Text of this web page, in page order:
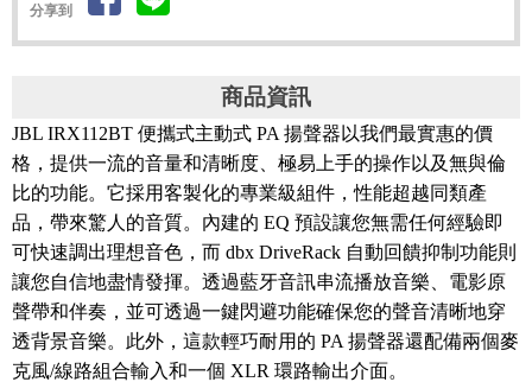
分享到
商品資訊
JBL IRX112BT 便攜式主動式 PA 揚聲器以我們最實惠的價
格，提供一流的音量和清晰度、極易上手的操作以及無與倫
比的功能。它採用客製化的專業級組件，性能超越同類產
品，帶來驚人的音質。內建的 EQ 預設讓您無需任何經驗即
可快速調出理想音色，而 dbx DriveRack 自動回饋抑制功能則
讓您自信地盡情發揮。透過藍牙音訊串流播放音樂、電影原
聲帶和伴奏，並可透過一鍵閃避功能確保您的聲音清晰地穿
透背景音樂。此外，這款輕巧耐用的 PA 揚聲器還配備兩個麥
克風/線路組合輸入和一個 XLR 環路輸出介面。